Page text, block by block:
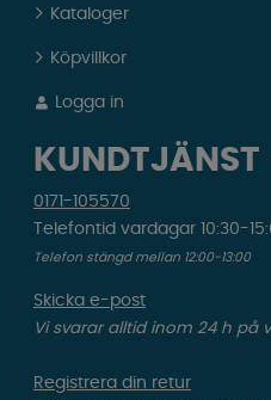
Kataloger
Köpvillkor
Logga in
KUNDTJÄNST
0171-105570
Telefontid vardagar 10:30-
Telefon stängd mellan 12:00-13:00
Skicka e-post
Vi svarar alltid inom 24 h på
Registrera din retur